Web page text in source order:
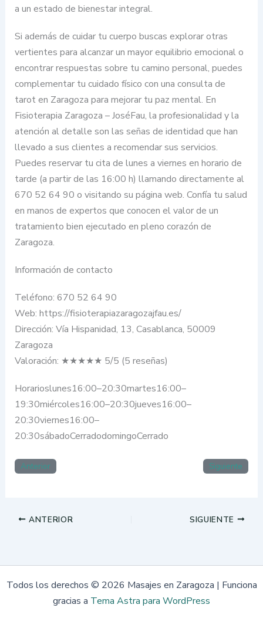
a un estado de bienestar integral.
Si además de cuidar tu cuerpo buscas explorar otras
vertientes para alcanzar un mayor equilibrio emocional o
encontrar respuestas sobre tu camino personal, puedes
complementar tu cuidado físico con una consulta de
tarot en Zaragoza para mejorar tu paz mental. En
Fisioterapia Zaragoza – JoséFau, la profesionalidad y la
atención al detalle son las señas de identidad que han
llevado a sus clientes a recomendar sus servicios.
Puedes reservar tu cita de lunes a viernes en horario de
tarde (a partir de las 16:00 h) llamando directamente al
670 52 64 90 o visitando su página web. Confía tu salud
en manos de expertos que conocen el valor de un
tratamiento bien ejecutado en pleno corazón de
Zaragoza.
Información de contacto
Teléfono: 670 52 64 90
Web: https://fisioterapiazaragozajfau.es/
Dirección: Vía Hispanidad, 13, Casablanca, 50009
Zaragoza
Valoración: ★★★★★ 5/5 (5 reseñas)
Horarioslunes16:00–20:30martes16:00–
19:30miércoles16:00–20:30jueves16:00–
20:30viernes16:00–
20:30sábadoCerradodomingoCerrado
Anterior Siguiente
ANTERIOR SIGUIENTE
Todos los derechos © 2026 Masajes en Zaragoza | Funciona
gracias a Tema Astra para WordPress